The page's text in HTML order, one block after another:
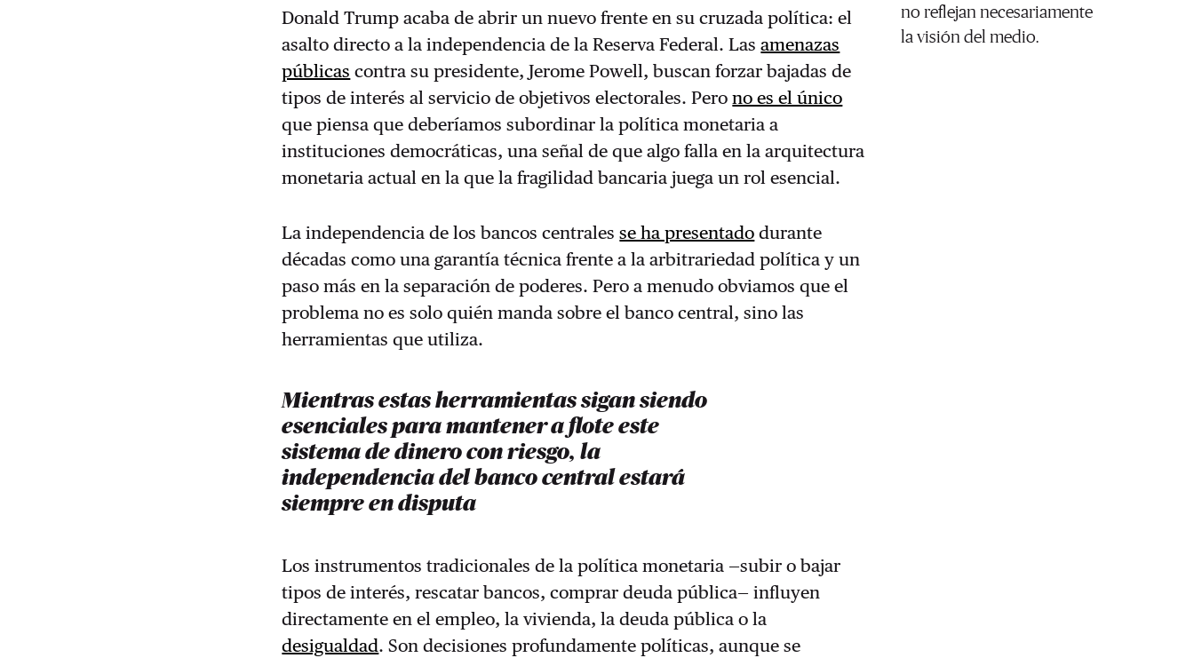
Donald Trump acaba de abrir un nuevo frente en su cruzada política: el
asalto directo a la independencia de la Reserva Federal. Lasamenazas
públicas contra su presidente, Jerome Powell, buscan forzar bajadas de
tipos de interés al servicio de objetivos electorales. Perono es el único
que piensa que deberíamos subordinar la política monetaria a
instituciones democráticas, una señal de que algo falla en la arquitectura
monetaria actual en la que la fragilidad bancaria juega un rol esencial.
La independencia de los bancos centralesse ha presentado durante
décadas como una garantía técnica frente a la arbitrariedad política y un
paso más en la separación de poderes. Pero a menudo obviamos que el
problema no es solo quién manda sobre el banco central, sino las
herramientas que utiliza.
Mientras estas herramientas sigan siendo
esenciales para mantener a flote este
sistema de dinero con riesgo, la
independencia del banco central estará
siempre en disputa
Los instrumentos tradicionales de la política monetaria —subir o bajar
tipos de interés, rescatar bancos, comprar deuda pública— influyen
directamente en el empleo, la vivienda, la deuda pública o la
desigualdad. Son decisiones profundamente políticas, aunque se
no reflejan necesariamente
la visión del medio.